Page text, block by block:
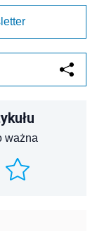
ważna